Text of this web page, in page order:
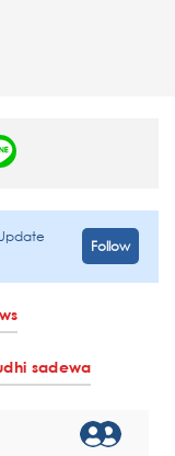
Follow
sadewa